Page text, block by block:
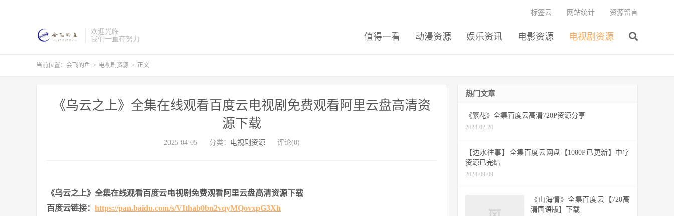
欢迎光临
我们一直在努力
值得一看 动漫资源 娱乐资讯 电影资源 电视剧资源
标签云 网站统计 资源留言
当前位置： 会飞的鱼 > 电视剧资源 > 正文
《乌云之上》全集在线观看百度云电视剧免费观看阿里云盘高清资
源下载
2025-04-05 分类： 电视剧资源 评论(0)
《乌云之上》全集在线观看百度云电视剧免费观看阿里云盘高清资源下载
百度云链接： https://pan.baidu.com/s/VIthab0bn2vqyMQovxpG3Xh
热门文章
《繁花》全集百度云高清720P资源分享
2024-02-20
【边水往事】全集百度云网盘【1080P已更新】中字
资源已完结
2024-09-09
《山海情》全集百度云【720高
清国语版】下载